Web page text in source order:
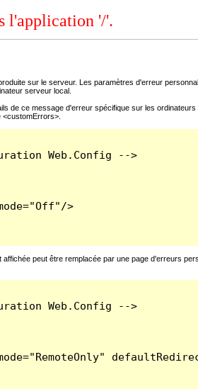
l'application '/'.
sur le serveur. Les paramètres d'erreur
serveur local.
de ce message d'erreur spécifique sur les
Web.Config -->
>
peut être remplacée par une page d'erreurs
Web.Config -->